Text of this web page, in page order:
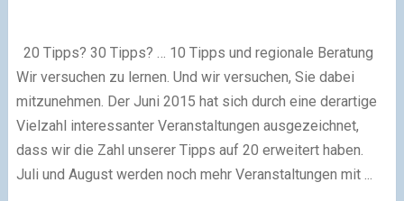
20 Tipps? 30 Tipps? … 10 Tipps und regionale Beratung
Wir versuchen zu lernen. Und wir versuchen, Sie dabei
mitzunehmen. Der Juni 2015 hat sich durch eine derartige
Vielzahl interessanter Veranstaltungen ausgezeichnet,
dass wir die Zahl unserer Tipps auf 20 erweitert haben.
Juli und August werden noch mehr Veranstaltungen mit ...